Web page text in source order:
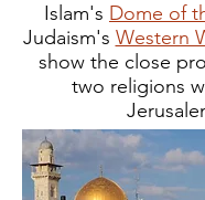
Islam's Dome of
Judaism's Western
show the close
two religions